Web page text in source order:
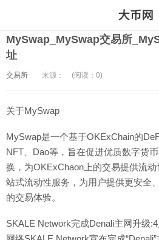
MySwap_MySwap交易所
址
交易所 来源： (阅读：0)
关于MySwap
MySwap是一个基于OKExChain的
NFT、Dao等，旨在促进优质数字货
换，为OKExChaon上的交易提供流
站式流动性服务，为用户提供更安全
的交易体验。
SKALE Network完成Denali主网升级